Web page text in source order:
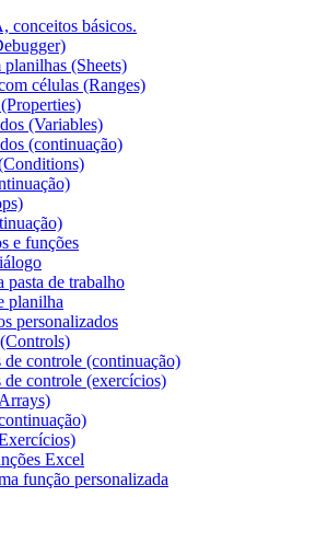
conceitos básicos.
(Sheets)
células (Ranges)
(Variables)
(continuação)
e funções
pasta de trabalho
planilha
personalizados
de controle (continuação)
de controle (exercícios)
Excel
função personalizada